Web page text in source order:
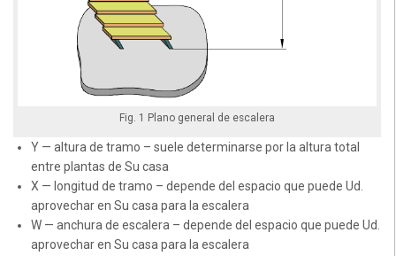
Fig. 1 Plano general de escalera
Y — altura de tramo – suele determinarse por la altura total
entre plantas de Su casa
X — longitud de tramo – depende del espacio que puede Ud.
aprovechar en Su casa para la escalera
W — anchura de escalera – depende del espacio que puede Ud.
aprovechar en Su casa para la escalera